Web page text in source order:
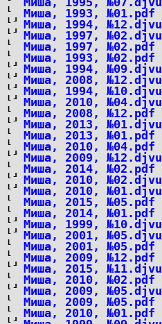
Миша, 1993, №01.pdf
Миша, 1994, №12.djvu
Миша, 1997, №02.djvu
Миша, 1997, №02.pdf
Миша, 1993, №02.pdf
Миша, 1994, №09.djvu
Миша, 2008, №12.djvu
Миша, 1994, №10.djvu
Миша, 2010, №04.djvu
Миша, 2008, №12.pdf
Миша, 2013, №01.djvu
Миша, 2013, №01.pdf
Миша, 2010, №04.pdf
Миша, 2009, №12.djvu
Миша, 2014, №02.pdf
Миша, 2010, №02.djvu
Миша, 2010, №01.djvu
Миша, 2015, №05.pdf
Миша, 2014, №01.pdf
Миша, 1999, №10.djvu
Миша, 2001, №05.djvu
Миша, 2001, №05.pdf
Миша, 2009, №12.pdf
Миша, 2015, №11.djvu
Миша, 2010, №02.pdf
Миша, 2009, №05.djvu
Миша, 2009, №05.pdf
Миша, 2010, №01.pdf